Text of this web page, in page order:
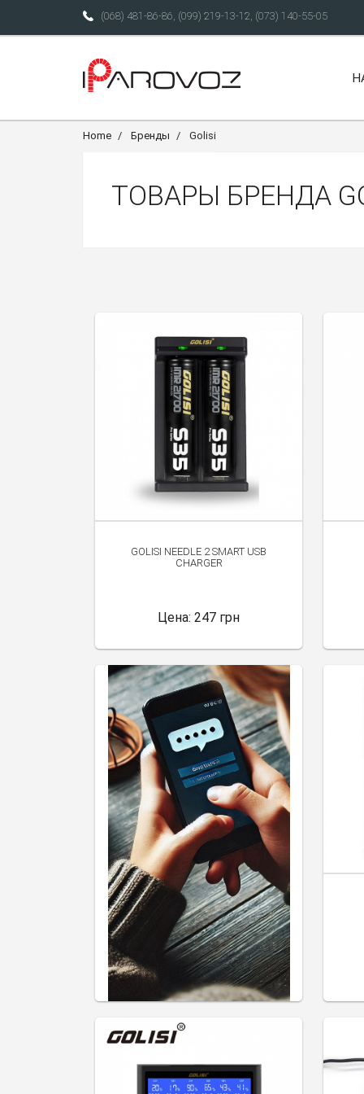
(068) 481-86-86, (099) 219-13-12, (073) 140-55-05
Home Бренды Golisi
ТОВАРЫ БРЕНДА
GOLISI NEEDLE 2 SMART USB
CHARGER
Цена: 247 грн